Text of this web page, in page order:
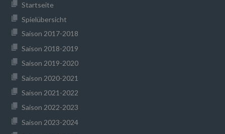
Startseite
Spielübersicht
Saison 2017-2018
Saison 2018-2019
Saison 2019-2020
Saison 2020-2021
Saison 2021-2022
Saison 2022-2023
Saison 2023-2024